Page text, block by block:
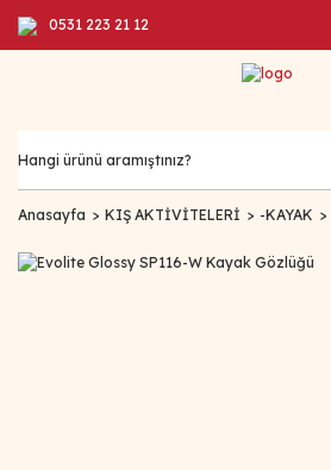
0531 223 21 12
Anasayfa KIŞ AKTİVİTELERİ -KAYAK